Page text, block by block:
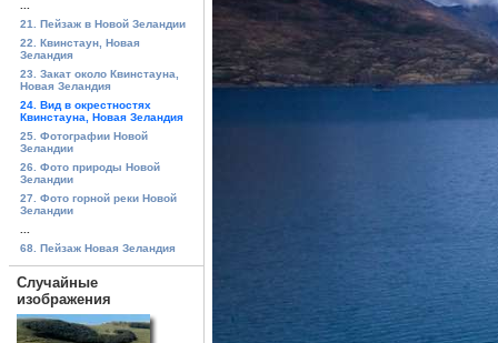
21. Пейзаж в Новой Зеландии
22. Квинстаун, Новая
Зеландия
23. Закат около Квинстауна,
Новая Зеландия
24. Вид в окрестностях
Квинстауна, Новая Зеландия
25. Фотографии Новой
Зеландии
26. Фото природы Новой
Зеландии
27. Фото горной реки Новой
Зеландии
68. Пейзаж Новая Зеландия
Случайные
изображения